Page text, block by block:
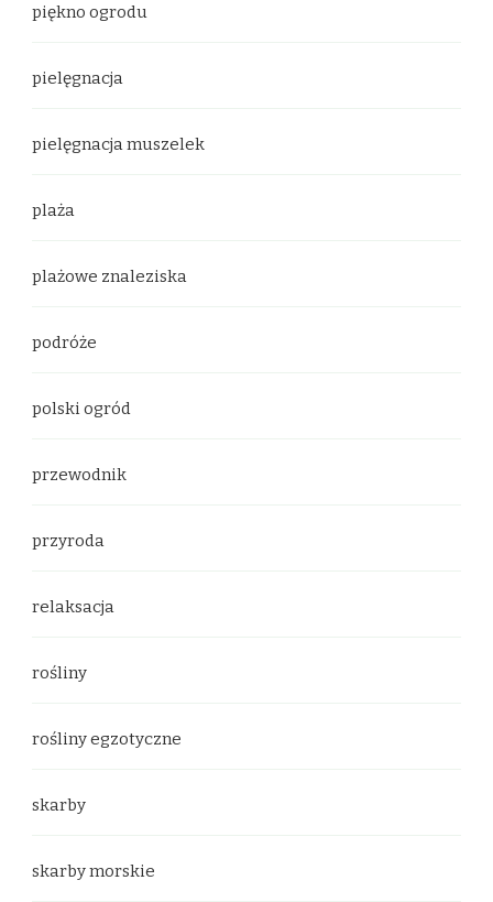
piękno ogrodu
pielęgnacja
pielęgnacja muszelek
plaża
plażowe znaleziska
podróże
polski ogród
przewodnik
przyroda
relaksacja
rośliny
rośliny egzotyczne
skarby
skarby morskie